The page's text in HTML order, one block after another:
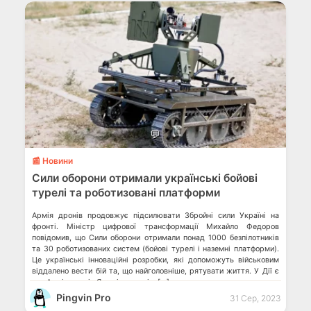
💬
📰 Новини
Сили оборони отримали українські бойові
турелі та роботизовані платформи
Армія дронів продовжує підсилювати Збройні сили Україні на
фронті. Міністр цифрової трансформації Михайло Федоров
повідомив, що Сили оборони отримали понад 1000 безпілотників
та 30 роботизованих систем (бойові турелі і наземні платформи).
Це українські інноваційні розробки, які допоможуть військовим
віддалено вести бій та, що найголовніше, рятувати життя. У Дії є
гра Армія дронів Яка різниця між […]
Pingvin Pro 31 Сер, 2023